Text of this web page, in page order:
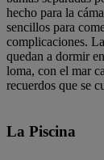
hecho para la
sencillos para
complicaciones.
quedan a dormir
loma, con el mar
recuerdos que se
La Piscina